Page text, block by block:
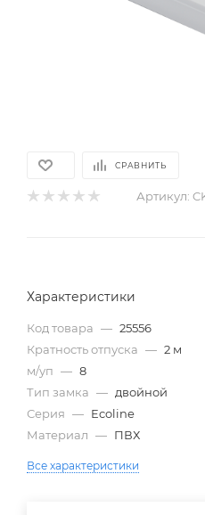
СРАВНИТЬ
Артикул:
Характеристики
Код товара — 25556
Кратность отпуска — 2 м
м/уп — 8
Тип замка — двойной
Серия — Ecoline
Материал — ПВХ
Все характеристики